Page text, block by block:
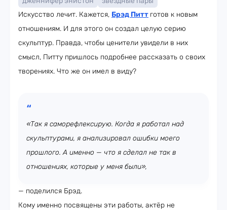
Искусство лечит. Кажется, Брэд Питт готов к новым
отношениям. И для этого он создал целую серию
скульптур. Правда, чтобы ценители увидели в них
смысл, Питту пришлось подробнее рассказать о своих
творениях. Что же он имел в виду?
«Так я саморефлексирую. Когда я работал над
скульптурами, я анализировал ошибки моего
прошлого. А именно — что я сделал не так в
отношениях, которые у меня были»,
— поделился Брэд.
Кому именно посвящены эти работы, актёр не